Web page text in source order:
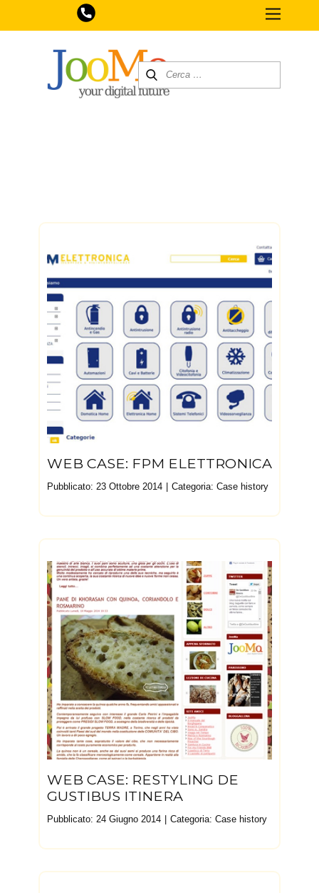
WEB CASE: FPM ELETTRONICA
Pubblicato: 23 Ottobre 2014 Categoria: Case history
WEB CASE: RESTYLING DE
GUSTIBUS ITINERA
Pubblicato: 24 Giugno 2014 Categoria: Case history